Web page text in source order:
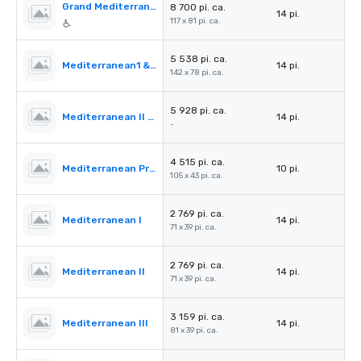
Grand Mediterranean Ballroom 8 700 pi. ca.
117 x 81 pi. ca.
14 pi.
Mediterranean1 & 2
5 538 pi. ca.
142 x 78 pi. ca.
14 pi.
Mediterranean II & III
5 928 pi. ca.
-
14 pi.
Mediterranean PreFunction
4 515 pi. ca.
105 x 43 pi. ca.
10 pi.
Mediterranean I
2 769 pi. ca.
71 x 39 pi. ca.
14 pi.
Mediterranean II
2 769 pi. ca.
71 x 39 pi. ca.
14 pi.
Mediterranean III
3 159 pi. ca.
81 x 39 pi. ca.
14 pi.